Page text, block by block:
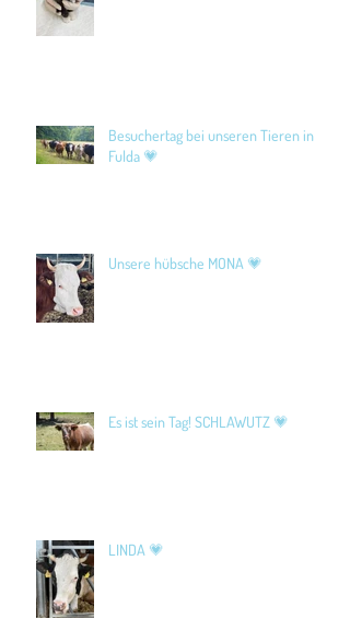
Besuchertag bei unseren Tieren in
Fulda 💗
Unsere hübsche MONA 💗
Es ist sein Tag! SCHLAWUTZ 💗
LINDA 💗